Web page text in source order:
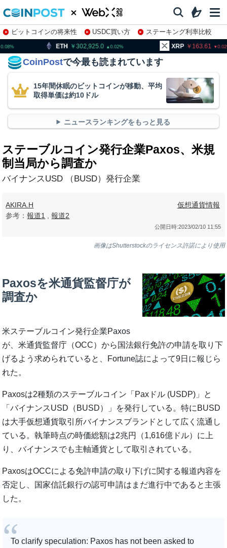
ビットコインの将来性 USDC買い方
ステーキング利率比較
株特集・関連銘柄
302,925.0 0.02 XRP 163.61 BNB
CoinPostで今最も読まれています
15年間休眠のビットコインが移動、平均
取得単価は約10ドル
ニュースランキングをもっと見る
ステーブルコイン発行企業Paxos、米規
制当局から調査か
バイナンスUSD （BUSD）発行企業
AKIRA.H
参考：報道1 ,報道2
仮想通貨情報
公開日時:2023/02/10 11:55
画像はShutterstockのライセンス許諾により使用
Paxosを米通貨監督庁が
調査か
米ステーブルコイン発行企業Paxos
が、米通貨監督庁（OCC）から国法銀行免許の申請を取り下
げるよう求められていると、Fortune誌によって9日に報じら
れた。
Paxosは2種類のステーブルコイン「Paxドル (USDP)」と
「バイナンスUSD（BUSD）」を発行している。特にBUSD
は大手仮想通貨取引所バイナンスブランドとして広く流通し
ている。執筆時点の時価総額は2兆円（1,616億ドル）に上
り、バイナンスでも主軸通貨として取引されている。
PaxosはOCCによる免許申請の取り下げに関する報道内容を
否定し、国家信託銀行の認可申請はまだ進行中であると主張
した。
To clarify speculation: Paxos has not been asked to